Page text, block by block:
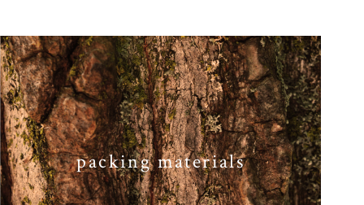
packing materials